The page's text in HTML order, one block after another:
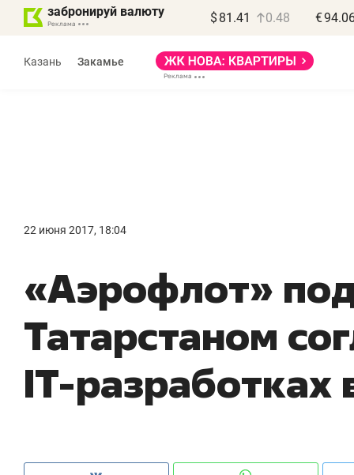
забронируй валюту $ 81.41 0.48 €
Казань Закамье
22 июня 2017, 18:04
«Аэрофлот»
Татарстаном
IT-разработках